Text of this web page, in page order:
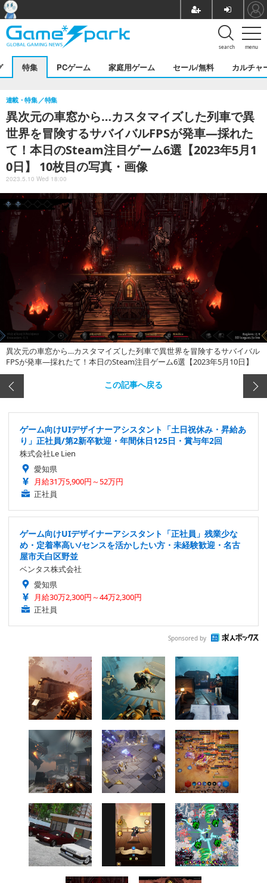
menu
search
特集 PCゲーム 家庭用ゲーム セール/無料 カルチャ
異次元の車窓から…カスタマイズした列車で異
世界を冒険するサバイバルFPSが発車―採れた
て！本日のSteam注目ゲーム6選【2023年5月1
0日】 10枚目の写真・画像
連載・特集 特集
2023.5.10 Wed 18:00
異次元の車窓から…カスタマイズした列車で異世界を冒険するサバイバル
FPSが発車―採れたて！本日のSteam注目ゲーム6選【2023年5月10日】
この記事へ戻る
ゲーム向けUIデザイナーアシスタント「土日祝休み・昇給あ
り」正社員/第2新卒歓迎・年間休日125日・賞与年2回
株式会社Le Lien
愛知県
月給31万5,900円～52万円
正社員
ゲーム向けUIデザイナーアシスタント「正社員」残業少な
め・定着率高い/センスを活かしたい方・未経験歓迎・名古
屋市天白区野並
ベンタス株式会社
愛知県
月給30万2,300円～44万2,300円
正社員
Sponsored by